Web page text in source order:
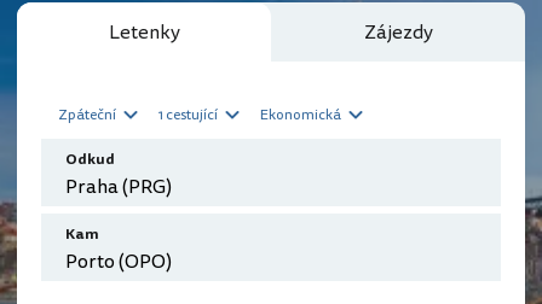
Letenky Zájezdy
Zpáteční 1 cestující Ekonomická
Odkud
Kam